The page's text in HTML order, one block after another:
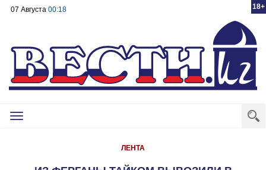
18+
07 Августа 00:18
Toggle
ЛЕНТА